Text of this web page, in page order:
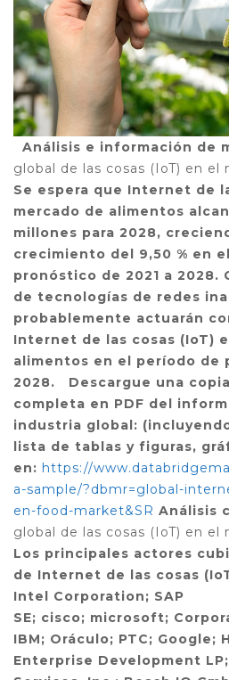
Análisis e información de
global de las cosas (IoT) en el
Se espera que Internet de
mercado de alimentos
millones para 2028,
crecimiento del 9,50 % en
pronóstico de 2021 a 2028.
de tecnologías de redes
probablemente actuarán
Internet de las cosas (IoT)
alimentos en el período de
2028.
Descargue una
completa en PDF del
industria global:
lista de tablas y figuras,
en: https://
a-sample/?dbmr=global-
en-food-market&SR Análisis
global de las cosas (IoT) en
Los principales actores
de Internet de las cosas
Intel Corporation; SAP
SE; cisco; microsoft;
IBM; Oráculo; PTC; Google;
Enterprise Development